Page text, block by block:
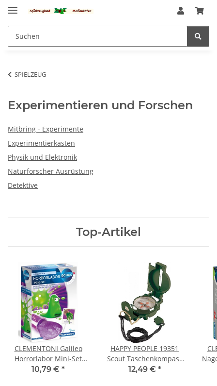
SPIELZEUG
Experimentieren und Forschen
Mitbring - Experimente
Experimentierkasten
Physik und Elektronik
Naturforscher Ausrüstung
Detektive
Top-Artikel
CLEMENTONI Galileo
Horrorlabor Mini-Set
59114
10,79 € *
HAPPY PEOPLE 19351
Scout Taschenkompass
mit Beleuchtung
12,49 € *